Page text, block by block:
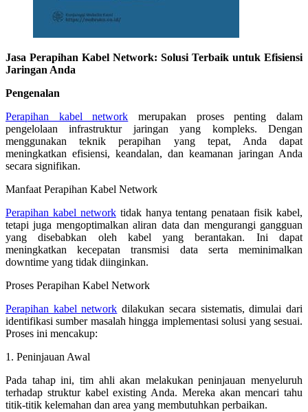
Jasa Perapihan Kabel Network: Solusi Terbaik untuk Efisiensi
Jaringan Anda
Pengenalan
Perapihan kabel network merupakan proses penting dalam
pengelolaan infrastruktur jaringan yang kompleks. Dengan
menggunakan teknik perapihan yang tepat, Anda dapat
meningkatkan efisiensi, keandalan, dan keamanan jaringan Anda
secara signifikan.
Manfaat Perapihan Kabel Network
Perapihan kabel networktidak hanya tentang penataan fisik kabel,
tetapi juga mengoptimalkan aliran data dan mengurangi gangguan
yang disebabkan oleh kabel yang berantakan. Ini dapat
meningkatkan kecepatan transmisi data serta meminimalkan
downtime yang tidak diinginkan.
Proses Perapihan Kabel Network
Perapihan kabel network dilakukan secara sistematis, dimulai dari
identifikasi sumber masalah hingga implementasi solusi yang sesuai.
Proses ini mencakup:
1. Peninjauan Awal
Pada tahap ini, tim ahli akan melakukan peninjauan menyeluruh
terhadap struktur kabel existing Anda. Mereka akan mencari tahu
titik-titik kelemahan dan area yang membutuhkan perbaikan.